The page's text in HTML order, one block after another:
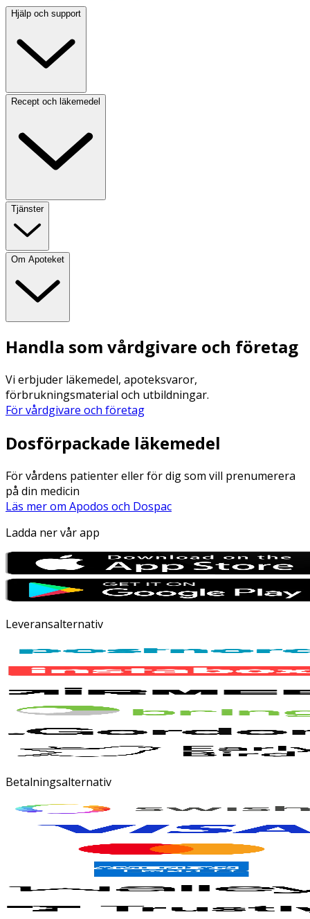
Hjälp och support
Recept och läkemedel
Tjänster
Om Apoteket
Handla som vårdgivare och företag
Vi erbjuder läkemedel, apoteksvaror,
förbrukningsmaterial och utbildningar.
För vårdgivare och företag
Dosförpackade läkemedel
För vårdens patienter eller för dig som vill prenumerera
på din medicin
Läs mer om Apodos och Dospac
Ladda ner vår app
Leveransalternativ
Betalningsalternativ